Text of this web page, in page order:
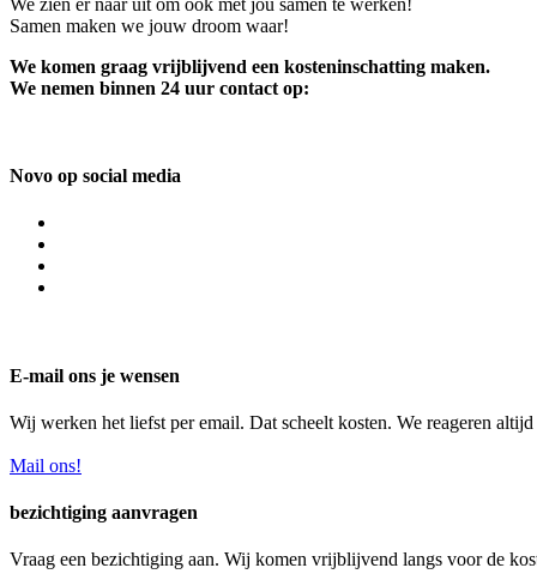
Samen maken we jouw droom waar!
We komen graag vrijblijvend een kosteninschatting maken.
We nemen binnen 24 uur contact op:
Novo op social media
E-mail ons je wensen
Wij werken het liefst per email. Dat scheelt kosten. We reageren
Mail ons!
bezichtiging aanvragen
Vraag een bezichtiging aan. Wij komen vrijblijvend langs voor de